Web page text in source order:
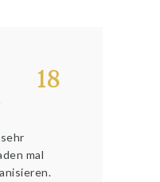
18
mal